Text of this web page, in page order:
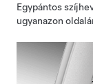
Egypántos
ugyanazon